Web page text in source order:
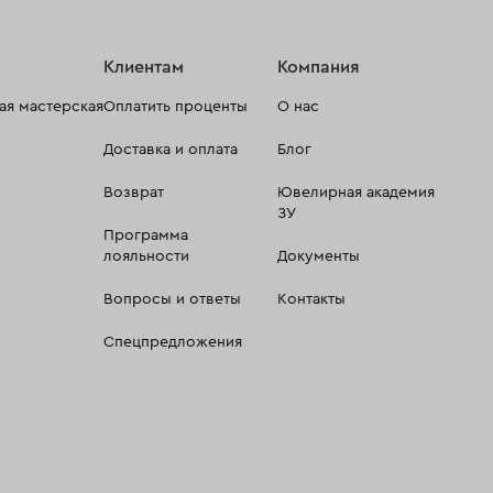
мастерская
Клиентам
Оплатить проценты
Доставка и оплата
Возврат
Программа
лояльности
Вопросы и ответы
Спецпредложения
Компания
О нас
Блог
Ювелирная академия
ЗУ
Документы
Контакты